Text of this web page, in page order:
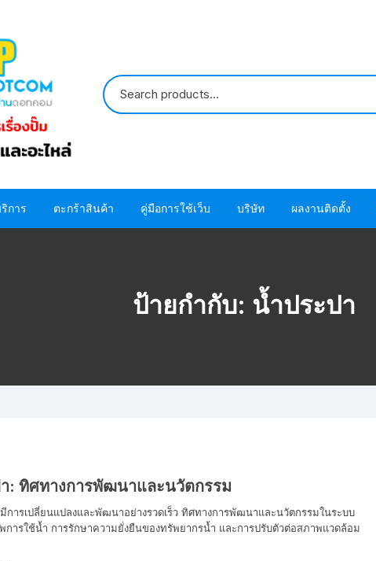
HITACHI
การ ตะกร้าสินค้า คู่มือการใช้เว็บ บริษัท
เกี่ยวกับเรา
ผลงานติดตั้ง
ป้ายกำกับ: น้ำประปา
: ทิศทางการพัฒนาและนวัตกรรม
การเปลี่ยนแปลงและพัฒนาอย่างรวดเร็ว ทิศทางการพัฒนาและนวัตกรรมในระบบ
การใช้น้ำ การรักษาความยั่งยืนของทรัพยากรน้ำ และการปรับตัวต่อสภาพแวดล้อม